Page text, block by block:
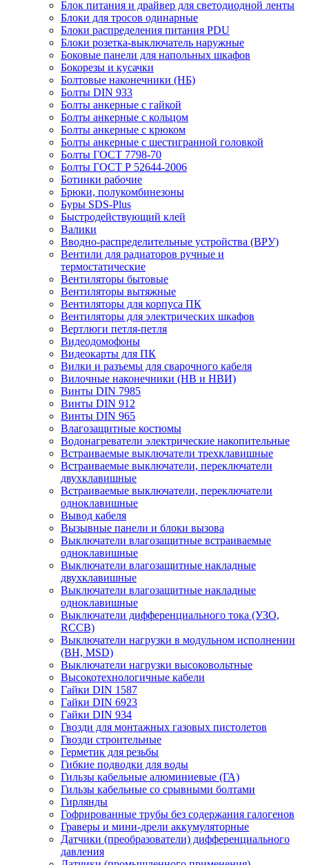
Блок питания и драйвер для светодиодной ленты
Блоки для тросов одинарные
Блоки распределения питания PDU
Блоки розетка-выключатель наружные
Боковые панели для напольных шкафов
Бокорезы и кусачки
Болтовые наконечники (НБ)
Болты DIN 933
Болты анкерные с гайкой
Болты анкерные с кольцом
Болты анкерные с крюком
Болты анкерные с шестигранной головкой
Болты ГОСТ 7798-70
Болты ГОСТ Р 52644-2006
Ботинки рабочие
Брюки, полукомбинезоны
Буры SDS-Plus
Быстродействующий клей
Валики
Вводно-распределительные устройства (ВРУ)
Вентили для радиаторов ручные и
термостатические
Вентиляторы бытовые
Вентиляторы вытяжные
Вентиляторы для корпуса ПК
Вентиляторы для электрических шкафов
Вертлюги петля-петля
Видеодомофоны
Видеокарты для ПК
Вилки и разъемы для сварочного кабеля
Вилочные наконечники (НВ и НВИ)
Винты DIN 7985
Винты DIN 912
Винты DIN 965
Влагозащитные костюмы
Водонагреватели электрические накопительные
Встраиваемые выключатели трехклавишные
Встраиваемые выключатели, переключатели
двухклавишные
Встраиваемые выключатели, переключатели
одноклавишные
Вывод кабеля
Вызывные панели и блоки вызова
Выключатели влагозащитные встраиваемые
одноклавишные
Выключатели влагозащитные накладные
двухклавишные
Выключатели влагозащитные накладные
одноклавишные
Выключатели дифференциального тока (УЗО,
RCCB)
Выключатели нагрузки в модульном исполнении
(ВН, MSD)
Выключатели нагрузки высоковольтные
Высокотехнологичные кабели
Гайки DIN 1587
Гайки DIN 6923
Гайки DIN 934
Гвозди для монтажных газовых пистолетов
Гвозди строительные
Герметик для резьбы
Гибкие подводки для воды
Гильзы кабельные алюминиевые (ГА)
Гильзы кабельные со срывными болтами
Гирлянды
Гофрированные трубы без содержания галогенов
Граверы и мини-дрели аккумуляторные
Датчики (преобразователи) дифференциального
давления